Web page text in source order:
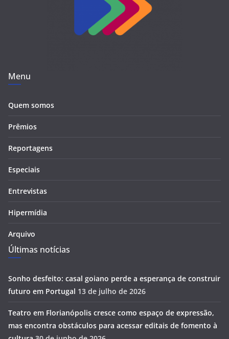
Menu
Quem somos
Prêmios
Reportagens
Especiais
Entrevistas
Hipermídia
Arquivo
Últimas notícias
Sonho desfeito: casal goiano perde a esperança de construir
futuro em Portugal 13 de julho de 2026
Teatro em Florianópolis cresce como espaço de expressão,
mas encontra obstáculos para acessar editais de fomento à